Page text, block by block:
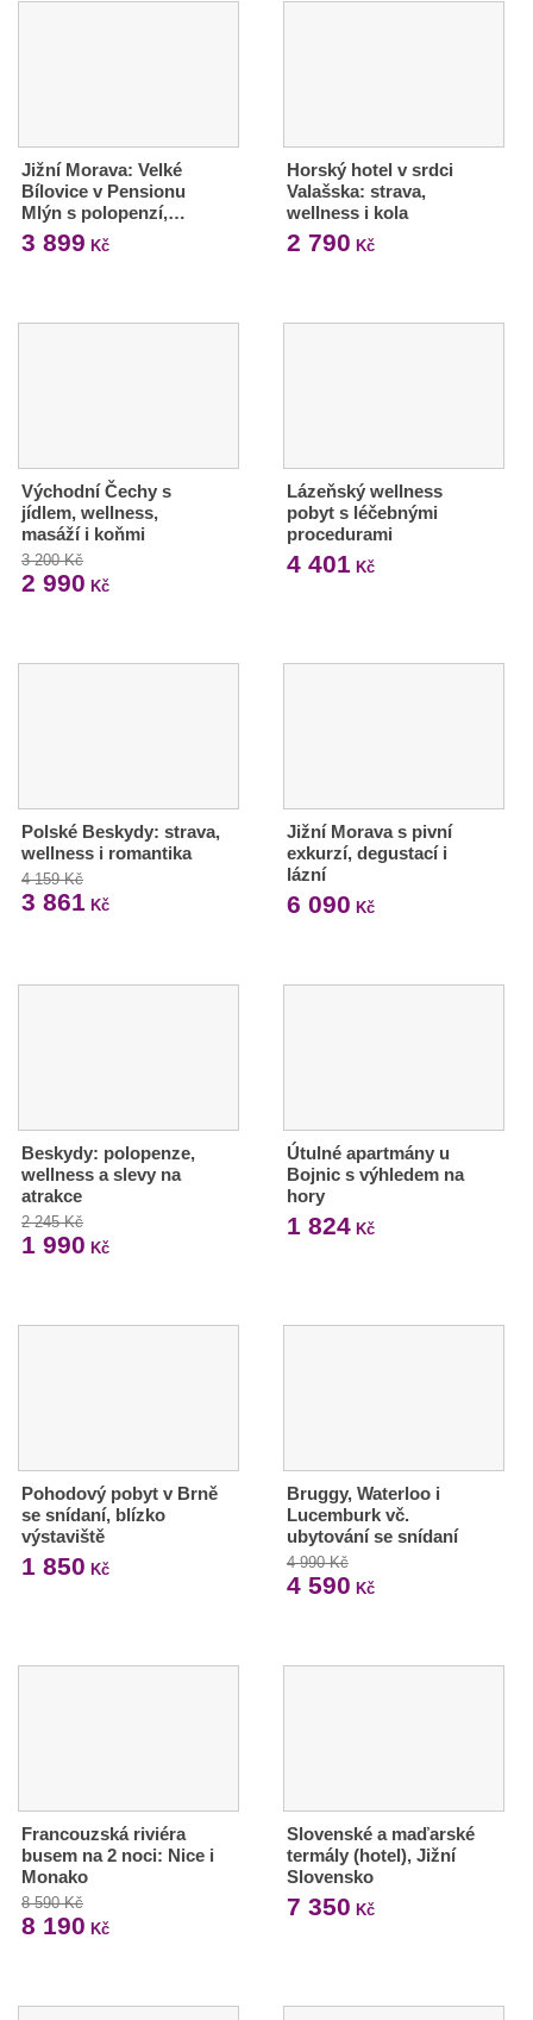
Jižní Morava: Velké
Bílovice v Pensionu
Mlýn s polopenzí,…
3 899 Kč
Horský hotel v srdci
Valašska: strava,
wellness i kola
2 790 Kč
Východní Čechy s
jídlem, wellness,
masáží i koňmi
3 200 Kč
2 990 Kč
Lázeňský wellness
pobyt s léčebnými
procedurami
4 401 Kč
Polské Beskydy: strava,
wellness i romantika
4 159 Kč
3 861 Kč
Jižní Morava s pivní
exkurzí, degustací i
lázní
6 090 Kč
Beskydy: polopenze,
wellness a slevy na
atrakce
2 245 Kč
1 990 Kč
Útulné apartmány u
Bojnic s výhledem na
hory
1 824Kč
Pohodový pobyt v Brně
se snídaní, blízko
výstaviště
1 850 Kč
Bruggy, Waterloo i
Lucemburk vč.
ubytování se snídaní
4 990 Kč
4 590 Kč
Francouzská riviéra
busem na 2 noci: Nice i
Monako
8 590 Kč
8 190 Kč
Slovenské a maďarské
termály (hotel), Jižní
Slovensko
7 350 Kč